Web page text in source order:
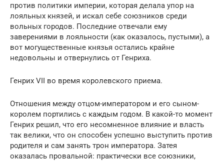
против политики империи, которая делала упор на
лояльных князей, и искал себе союзников среди
вольных городов. Последние отвечали ему
заверениями в лояльности (как оказалось, пустыми), а
вот могущественные князья остались крайне
недовольны и отвернулись от Генриха.
Генрих VII во время королевского приема.
Отношения между отцом-императором и его сыном-
королем портились с каждым годом. В какой-то момент
Генрих решил, что его несомненное влияние и власть
так велики, что он способен успешно выступить против
родителя и сам занять трон императора. Затея
оказалась провальной: практически все союзники,